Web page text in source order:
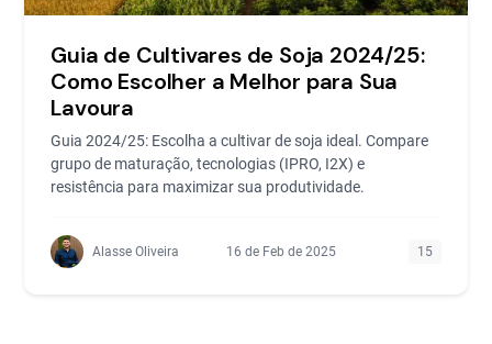
Guia de Cultivares de Soja 2024/25:
Como Escolher a Melhor para Sua
Lavoura
Guia 2024/25: Escolha a cultivar de soja ideal. Compare
grupo de maturação, tecnologias (IPRO, I2X) e
resistência para maximizar sua produtividade.
Alasse Oliveira 16 de Feb de 2025 15